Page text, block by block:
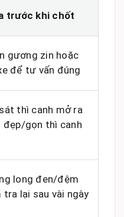
trước khi chốt
gương zin hoặc
để tư vấn đúng
thì canh mở ra
đẹp/gọn thì canh
long đen/đệm
tra lại sau vài ngày